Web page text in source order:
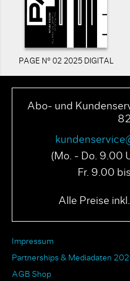
PAGE N° 02 2025 DIGITAL
Abo- und
(Mo. - Do. 9.00
Fr. 9.00
Alle Preise
Impressum
Partnerships & Mediadaten
AGB Shop